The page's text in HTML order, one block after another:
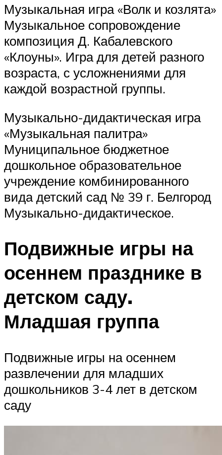
Музыкальная игра «Волк и козлята»
Музыкальное сопровождение
композиция Д. Кабалевского
«Клоуны». Игра для детей разного
возраста, с усложнениями для
каждой возрастной группы.
Музыкально-дидактическая игра
«Музыкальная палитра»
Муниципальное бюджетное
дошкольное образовательное
учреждение комбинированного
вида детский сад № 39 г. Белгород
Музыкально-дидактическое.
Подвижные игры на
осеннем празднике в
детском саду.
Младшая группа
Подвижные игры на осеннем
развлечении для младших
дошкольников 3-4 лет в детском
саду